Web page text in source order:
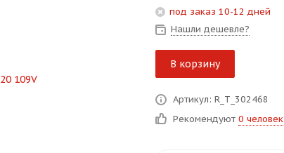
под заказ 10-12 дней
Нашли дешевле?
В корзину
Артикул: R_T_302468
Рекомендуют 0 человек
без переплат
График платежей